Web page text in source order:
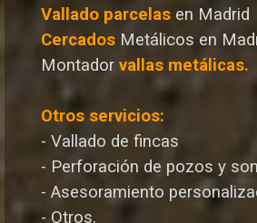
Vallado parcelas en Madrid
Cercados Metálicos en
Montador vallas metálicas.
Otros servicios:
- Vallado de fincas
- Perforación de pozos y
- Asesoramiento
- Otros.